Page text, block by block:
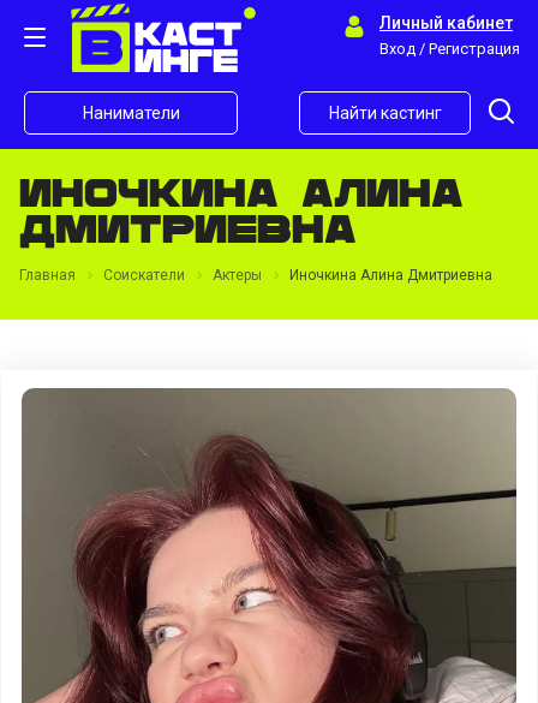
Личный кабинет
Вход / Регистрация
Наниматели Найти кастинг
Иночкина Алина
Дмитриевна
Главная Соискатели Актеры Иночкина Алина Дмитриевна